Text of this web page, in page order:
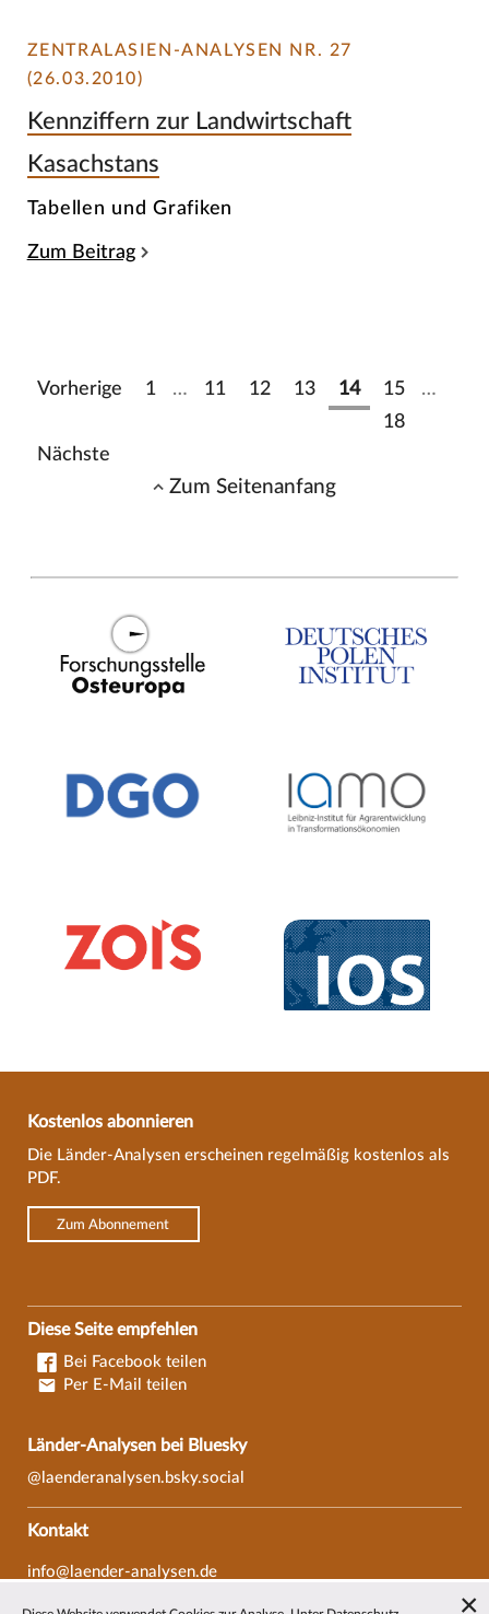
ZENTRALASIEN-ANALYSEN NR. 27
(26.03.2010)
Kennziffern zur Landwirtschaft
Kasachstans
Tabellen und Grafiken
Zum Beitrag
Vorherige 1 … 11 12 13 14 15
…
18
Nächste
Zum Seitenanfang
Kostenlos abonnieren
Die Länder-Analysen erscheinen regelmäßig kostenlos als
PDF.
Zum Abonnement
Diese Seite empfehlen
Bei Facebook teilen
Per E-Mail teilen
Länder-Analysen bei Bluesky
@laenderanalysen.bsky.social
Kontakt
info@laender-analysen.de